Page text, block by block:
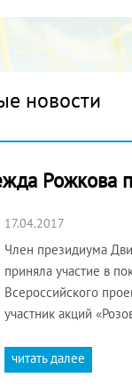
новости
Рожкова
17.04.2017
Член президиума
приняла участие в
Всероссийского
участник акций
читать далее